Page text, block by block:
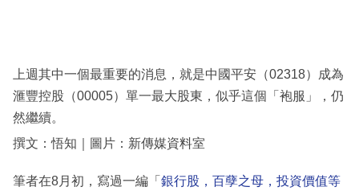
區
上週其中一個最重要的消息，就是中國平安（02318）成為
滙豐控股（00005）單一最大股東，似乎這個「袍服」，仍
然繼續。
撰文：悟知｜圖片：新傳媒資料室
筆者在8月初，寫過一編「 銀行股，百孽之母，投資價值等